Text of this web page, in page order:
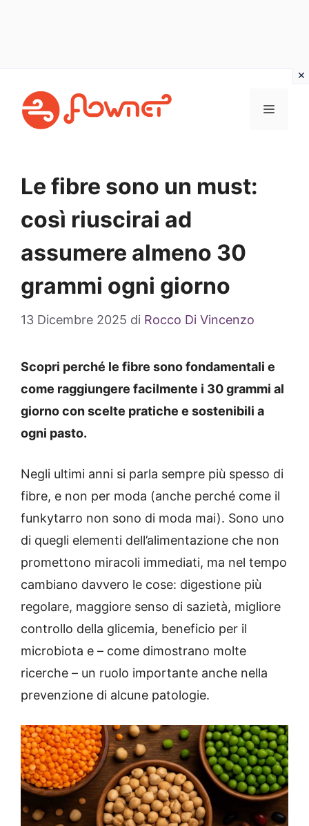
contenuto
MENU
Le fibre sono un must:
così riuscirai ad
assumere almeno 30
grammi ogni giorno
13 Dicembre 2025 di Rocco Di Vincenzo
Scopri perché le fibre sono fondamentali e
come raggiungere facilmente i 30 grammi al
giorno con scelte pratiche e sostenibili a
ogni pasto.
Negli ultimi anni si parla sempre più spesso di
fibre, e non per moda (anche perché come il
funkytarro non sono di moda mai). Sono uno
di quegli elementi dell’alimentazione che non
promettono miracoli immediati, ma nel tempo
cambiano davvero le cose: digestione più
regolare, maggiore senso di sazietà, migliore
controllo della glicemia, beneficio per il
microbiota e – come dimostrano molte
ricerche – un ruolo importante anche nella
prevenzione di alcune patologie.